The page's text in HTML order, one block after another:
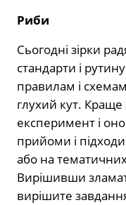
Риби
Сьогодні зірки
стандарти і
правилам і
глухий кут.
експеримент і
прийоми і
або на
Вирішивши
вирішите